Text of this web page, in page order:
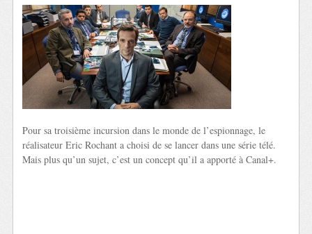
Pour sa troisième incursion dans le monde de l’espionnage, le
réalisateur Eric Rochant a choisi de se lancer dans une série télé.
Mais plus qu’un sujet, c’est un concept qu’il a apporté à Canal+.